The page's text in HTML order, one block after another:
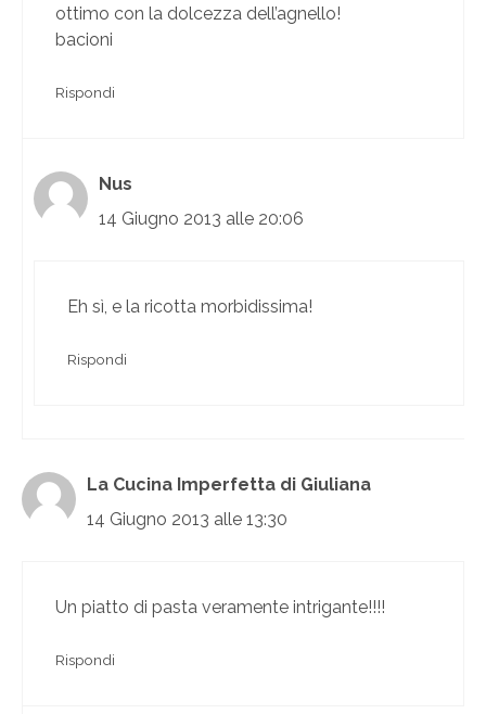
ottimo con la dolcezza dell’agnello!
bacioni
Rispondi
Nus
14 Giugno 2013 alle 20:06
Eh sì, e la ricotta morbidissima!
Rispondi
La Cucina Imperfetta di Giuliana
14 Giugno 2013 alle 13:30
Un piatto di pasta veramente intrigante!!!!
Rispondi